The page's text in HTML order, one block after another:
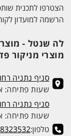
הצטרפו לתכנית
הרשמה למועדון
לה שנטל -
מוצרי מניקור
סניף נתניה
שעות פתיחה: א,ב,ד,ה : 9:00-
סניף נתניה
שעות פתיחה: א,ב,ד,ה : 9:00-
טלפון: